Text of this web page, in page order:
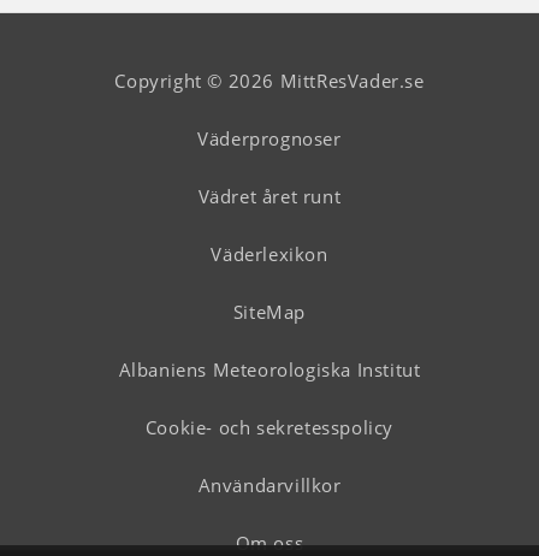
Copyright © 2026 MittResVader.se
Väderprognoser
Vädret året runt
Väderlexikon
SiteMap
Albaniens Meteorologiska Institut
Cookie- och sekretesspolicy
Användarvillkor
Om oss